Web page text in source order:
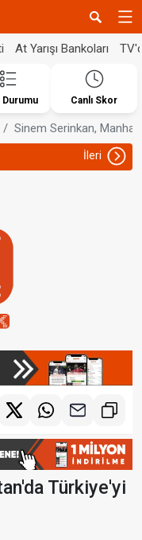
At Yarışı Bankoları
Durumu Canlı Skor
Sinem Serinkan,
İleri
Türkiye'yi